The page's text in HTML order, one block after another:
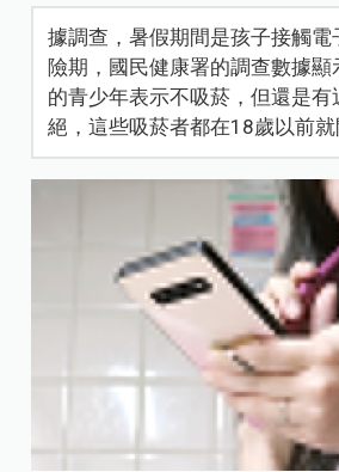
據調查，暑假期間是孩子接觸
險期，國民健康署的調查數據顯
的青少年表示不吸菸，但還是
絕，這些吸菸者都在18歲以前就